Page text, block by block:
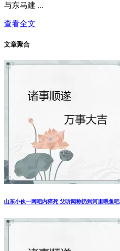
与东马建 ...
查看全文
文章聚合
山东小伙一网吧内猝死 父听闻称扔到河里喂鱼吧